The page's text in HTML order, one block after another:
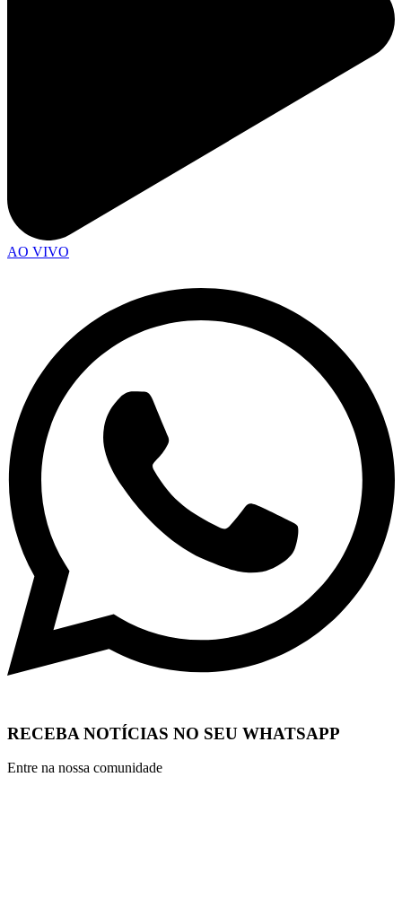
AO VIVO
RECEBA NOTÍCIAS NO SEU WHATSAPP
Entre na nossa comunidade